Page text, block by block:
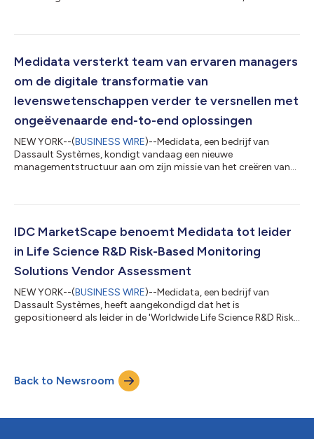
met meer dan 2.100 wereldwijde klanten en partners, werden
oplossingen van Medidata die zorgen voor slimmere
toegan...
Medidata versterkt team van ervaren managers
om de digitale transformatie van
levenswetenschappen verder te versnellen met
ongeëvenaarde end-to-end oplossingen
NEW YORK--(BUSINESS WIRE)--Medidata, een bedrijf van
Dassault Systèmes, kondigt vandaag een nieuwe
managementstructuur aan om zijn missie van het creëren van
is een kans om langetermijndoelstellingen en groei te
ontsluiten in het Dassault Systèmes-portfolio, waardoor de
ontwikkeling van geneesmiddelen uiteindelijk na...
IDC MarketScape benoemt Medidata tot leider
in Life Science R&D Risk-Based Monitoring
Solutions Vendor Assessment
NEW YORK--(BUSINESS WIRE)--Medidata, een bedrijf van
Dassault Systèmes, heeft aangekondigd dat het is
gepositioneerd als leider in de 'Worldwide Life Science R&D Risk-
(Risk-Based Quality Management) van Medidata, waaronder
Medidata Detect, dat klinische activiteitenteams de
mogelijkheid biedt om proactief risico's voor gegevensi...
Back to Newsroom